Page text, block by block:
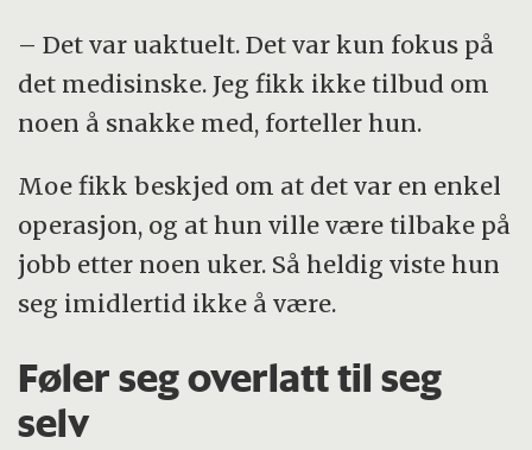
– Det var uaktuelt. Det var kun fokus på
det medisinske. Jeg fikk ikke tilbud om
noen å snakke med, forteller hun.
Moe fikk beskjed om at det var en enkel
operasjon, og at hun ville være tilbake på
jobb etter noen uker. Så heldig viste hun
seg imidlertid ikke å være.
Føler seg overlatt til seg
selv